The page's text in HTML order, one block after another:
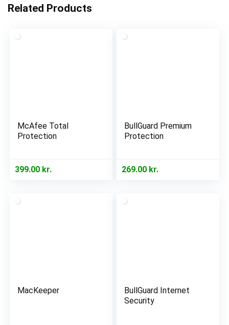
Related Products
McAfee Total
Protection
399.00 kr.
BullGuard Premium
Protection
269.00 kr.
MacKeeper
BullGuard Internet
Security